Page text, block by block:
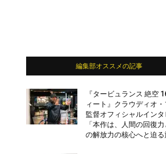
編集部オススメの記事
『タービュランス 絶空
ィート』クラウディオ
監督オフィシャルインタ
「本作は、人間の回復
の解放力の核心へと迫る